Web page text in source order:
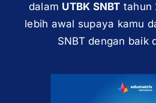
dalam UTBK SNBT tahun
lebih awal supaya kamu
SNBT dengan baik